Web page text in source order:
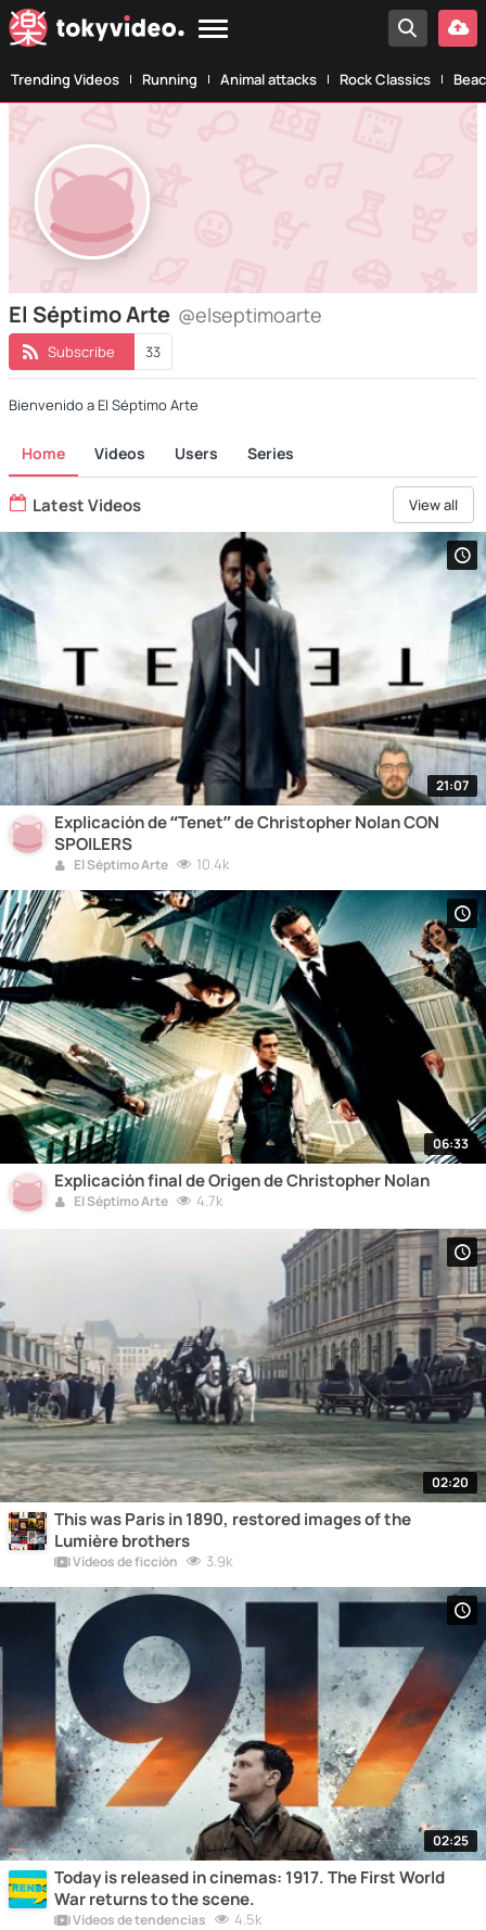
Trending Videos Running Animal attacks Rock Classics
El Séptimo Arte @elseptimoarte
Subscribe 33
Bienvenido a El Séptimo Arte
Home Videos Users Series
Latest Videos View all
21:07
Explicación de “Tenet” de Christopher Nolan CON
SPOILERS
El Séptimo Arte 10.4k
06:33
Explicación final de Origen de Christopher Nolan
El Séptimo Arte 4.7k
02:20
This was Paris in 1890, restored images of the
Lumière brothers
Vídeos de ficción 3.9k
02:25
Today is released in cinemas: 1917. The First World
War returns to the scene.
Vídeos de tendencias 4.5k